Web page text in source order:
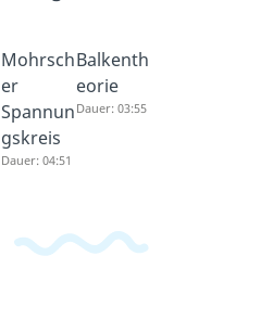
Mohrsch
er
Spannun
gskreis
Dauer: 04:51
Balkenth
eorie
Dauer: 03:55